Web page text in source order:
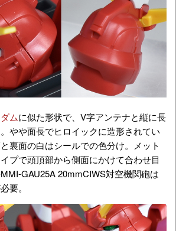
ムに似た形状で、V字アンテナと縦に長
やや面長でヒロイックに造形されてい
裏面の白はシールでの色分け。メット
プで頭頂部から側面にかけて合わせ目
GAU25A 20mmCIWS対空機関砲は
要。